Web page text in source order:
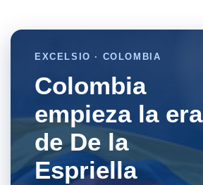
EXCELSIO · COLOMBIA
Colombia
empieza la era
de De la
Espriella